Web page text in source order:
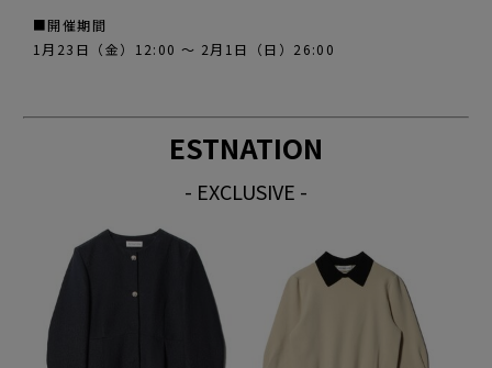
■開催期間
1月23日（金）12:00 ～ 2月1日（日）26:00
ESTNATION
- EXCLUSIVE -